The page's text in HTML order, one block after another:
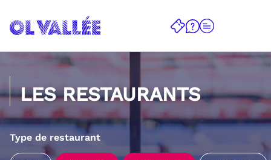
LES RESTAURANTS
Type de restaurant